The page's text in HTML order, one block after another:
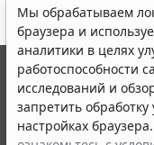
Мы обрабатываем
браузера и
аналитики в целях
работоспособности
исследований и
запретить
настройках
© ООО "НПП "ГАРАНТ-
выпускается с 1990
являются
информации ГАРАНТ.